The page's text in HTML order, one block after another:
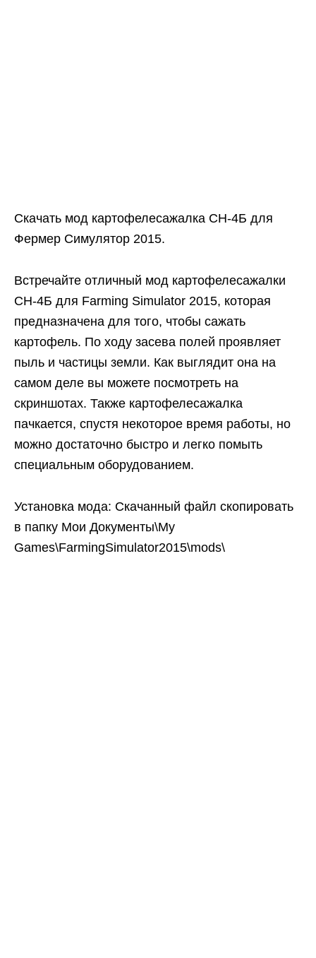
Скачать мод картофелесажалка СН-4Б для
Фермер Симулятор 2015.
Встречайте отличный мод картофелесажалки
СН-4Б для Farming Simulator 2015, которая
предназначена для того, чтобы сажать
картофель. По ходу засева полей проявляет
пыль и частицы земли. Как выглядит она на
самом деле вы можете посмотреть на
скриншотах. Также картофелесажалка
пачкается, спустя некоторое время работы, но
можно достаточно быстро и легко помыть
специальным оборудованием.
Установка мода: Скачанный файл скопировать
в папку Мои Документы\My
Games\FarmingSimulator2015\mods\